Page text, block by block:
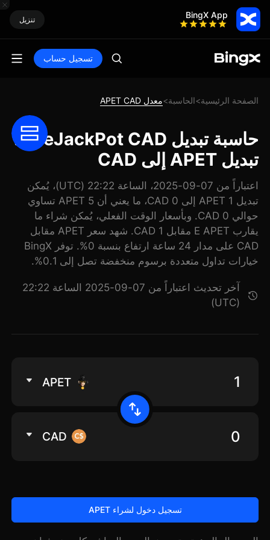
BingX App تنزيل
تسجيل حساب
الصفحة الرئيسية>الحاسبة>معدل APET CAD
حاسبة تبديل ApeJackPot CAD:
تبديل APET إلى CAD
اعتباراً من 07-09-2025، الساعة 22:22 (UTC)، يُمكن
تبديل 1 APET إلى 0 CAD، ما يعني أن 5 APET تساوي
حوالي 0 CAD. وبأسعار الوقت الفعلي، يُمكن شراء ما
يقارب E APET مقابل 1 CAD. شهد سعر APET مقابل
CAD على مدار 24 ساعة ارتفاع بنسبة 0%. توفر BingX
خيارات تداول متعددة برسوم منخفضة تصل إلى 0.1%.
آخر تحديث اعتباراً من 07-09-2025 الساعة 22:22
(UTC)
APET
CAD
تسجيل دخول لشراء APET